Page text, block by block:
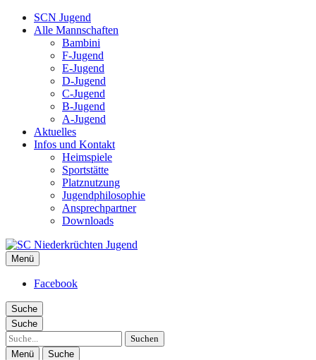
SCN Jugend
Alle Mannschaften
Bambini
F-Jugend
E-Jugend
D-Jugend
C-Jugend
B-Jugend
A-Jugend
Aktuelles
Infos und Kontakt
Heimspiele
Sportstätte
Platznutzung
Jugendphilosophie
Ansprechpartner
Downloads
SC Niederkrüchten Jugend
Menü
Facebook
Suche
Suche
Suche
Menü Suche